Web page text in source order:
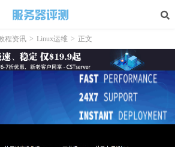
程资讯 > Linux运维 > 正文